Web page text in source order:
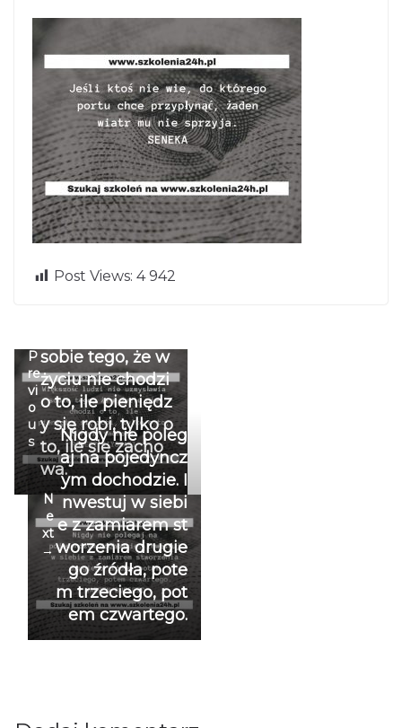
Post Views: 4 942
P
re
vi
o
u
s
sobie tego, że w
życiu nie chodzi
o to, ile pieniędz
y się robi, tylko o
to, ile się zacho
wa.
N
e
xt
→
Nigdy nie poleg
aj na pojedyncz
ym dochodzie. I
nwestuj w siebi
e z zamiarem st
worzenia drugie
go źródła, pote
m trzeciego, pot
em czwartego.